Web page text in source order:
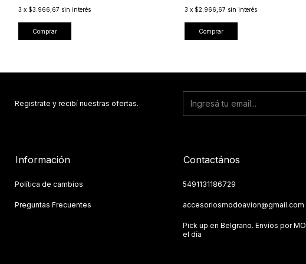
3 x $3.966,67 sin interés
Comprar
3 x $2.966,67 sin interés
Comprar
Registrate y recibí nuestras ofertas.
Información
Política de cambios
Preguntas Frecuentes
Contactános
5491131186729
accesoriosmodoavion@gmail.com
Pick up en Belgrano. Envíos por
el día